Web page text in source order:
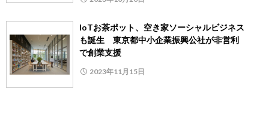
IoTお茶ポット、空き家ソーシャルビジネス
も誕生 東京都中小企業振興公社が非営利
で創業支援
2023年11月15日